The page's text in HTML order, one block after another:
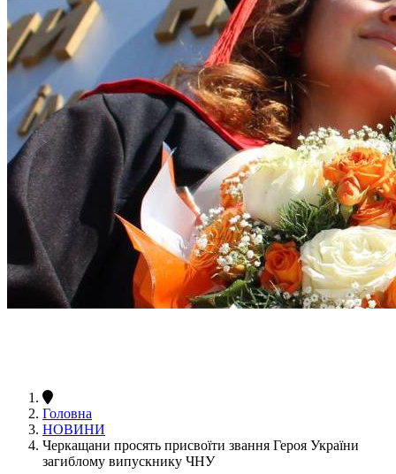
Головна
НОВИНИ
Черкащани просять присвоїти звання Героя України
загиблому випускнику ЧНУ